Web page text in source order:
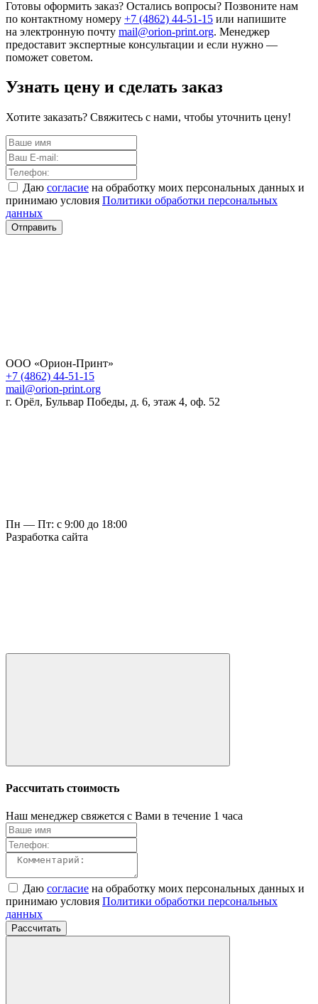
Готовы оформить заказ? Остались вопросы? Позвоните нам
по контактному номеру +7 (4862) 44-51-15 или напишите
на электронную почту mail@orion-print.org. Менеджер
предоставит экспертные консультации и если нужно —
поможет советом.
Узнать цену и сделать заказ
Хотите заказать? Свяжитесь с нами, чтобы уточнить цену!
Даю согласие на обработку моих персональных данных и
принимаю условия Политики обработки персональных
данных
Отправить
ООО «Орион-Принт»
+7 (4862) 44-51-15
mail@orion-print.org
г. Орёл, Бульвар Победы, д. 6, этаж 4, оф. 52
Пн — Пт: с 9:00 до 18:00
Разработка сайта
Рассчитать стоимость
Наш менеджер свяжется с Вами в течение 1 часа
Даю согласие на обработку моих персональных данных и
принимаю условия Политики обработки персональных
данных
Рассчитать